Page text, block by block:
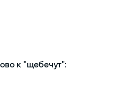
к "щебечут":